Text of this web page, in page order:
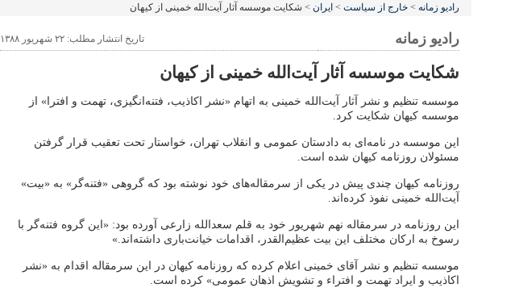
رادیو زمانه > خارج از سیاست > ایران > شکایت موسسه آثار آیت‌الله خمینی از کیهان
رادیو زمانه تاریخ انتشار مطلب: ۲۲ شهریور ۱۳۸۸
شکایت موسسه آثار آیت‌الله خمینی از کیهان
موسسه تنظیم و نشر آثار آیت‌الله خمینی به اتهام «نشر اکاذیب، فتنه‌انگیزی، تهمت و افترا» از
موسسه کیهان شکایت کرد.
این موسسه در نامه‌ای به دادستان عمومی و انقلاب تهران، خواستار تحت تعقیب قرار گرفتن
مسئولان روزنامه کیهان شده است.
روزنامه کیهان چندی پیش در یکی از سرمقاله‌های خود نوشته بود که گروهی «فتنه‌گر» به «بیت»
آیت‌الله خمینی نفوذ کرده‌اند.
این روزنامه در سرمقاله نهم شهریور خود به قلم سعد‌الله زارعی آورده بود: «این گروه فتنه‌گر با
رسوخ به ارکان مختلف این بیت عظیم‌القدر، اقدامات خیانت‌باری داشته‌اند.»
موسسه تنظیم و نشر آقای خمینی اعلام کرده که روزنامه کیهان در این سرمقاله اقدام به «نشر
اکاذیب و ایراد تهمت و افتراء و تشویش اذهان عمومی» کرده است.